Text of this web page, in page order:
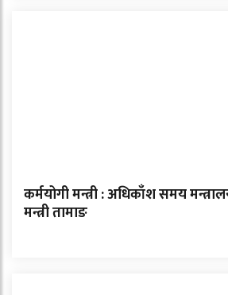
कर्मयोगी मन्त्री : अधिकाँश समय
मन्त्री तामाङ